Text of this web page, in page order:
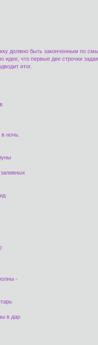
должно быть законченным по
идее, что первые две строчки
итог.
ночь.
-
в дар